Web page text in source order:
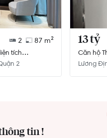
2 87 m²
tích
2025
2
13 tỷ
Căn hộ
Lương
tin !